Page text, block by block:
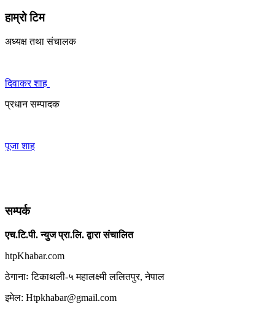
हाम्रो टिम
अध्यक्ष तथा संचालक
दिवाकर शाह
प्रधान सम्पादक
पूजा शाह
सम्पर्क
एच.टि.पी. न्युज प्रा.लि. द्वारा संचालित
htpKhabar.com
ठेगानाः टिकाथली-५ महालक्ष्मी ललितपुर, नेपाल
इमेल: Htpkhabar@gmail.com